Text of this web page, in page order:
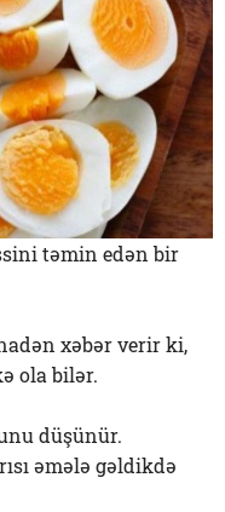
təmin edən bir
xəbər verir ki,
ola bilər.
düşünür.
əmələ gəldikdə